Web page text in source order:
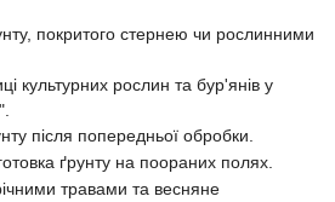
покритого стернею чи рослинними
культурних рослин та бур'янів у
після попередньої обробки.
ґрунту на поораних полях.
травами та весняне